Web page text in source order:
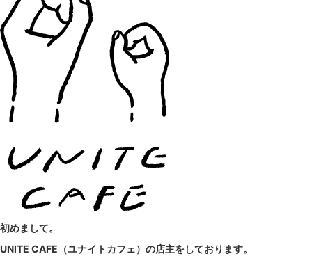
初めまして。
UNITE CAFE（ユナイトカフェ）の店主をしております。